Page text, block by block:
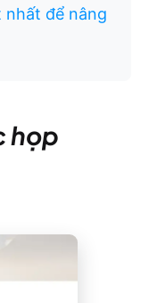
nhất để nâng
họp